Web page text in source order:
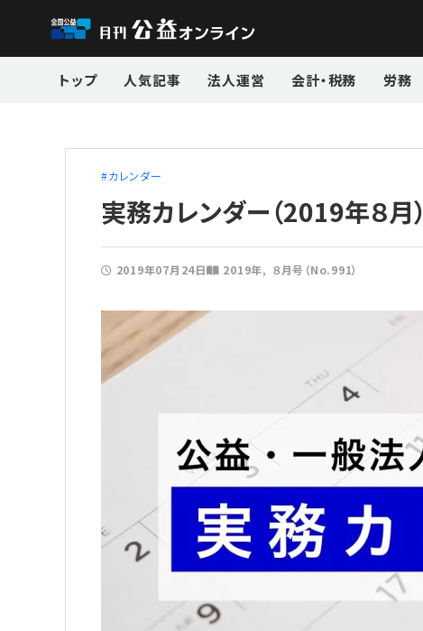
トップ 人気記事 法人運営 会計・税務 労務
カレンダー
実務カレンダー（2019年８月）
2019年07月24日 2019年 ８月号（No.991）